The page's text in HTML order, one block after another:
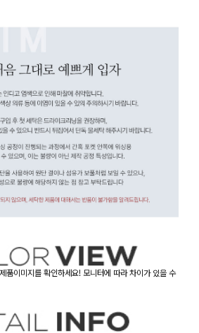
품이미지를 확인하세요! 모니터에 따라 차이가 있을 수